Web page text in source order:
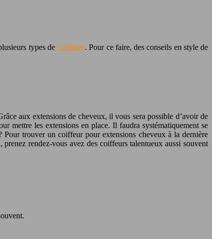
types decoiffures. Pour ce faire, des conseils en style de
aux extensions de cheveux, il vous sera possible d’avoir de
mettre les extensions en place. Il faudra systématiquement se
trouver un coiffeur pour extensions cheveux à la dernière
, prenez rendez-vous avez des coiffeurs talentueux aussi souvent